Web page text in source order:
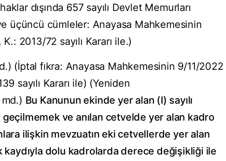
dışında 657 sayılı Devlet Memurları
üçüncü cümleler: Anayasa Mahkemesinin
2013/72 sayılı Kararı ile.)
(İptal fıkra: Anayasa Mahkemesinin 9/11/2022
sayılı Kararı ile) (Yeniden
Bu Kanunun ekinde yer alan (I) sayılı
ve anılan cetvelde yer alan kadro
ilişkin mevzuatın eki cetvellerde yer alan
kaydıyla dolu kadrolarda derece değişikliği ile